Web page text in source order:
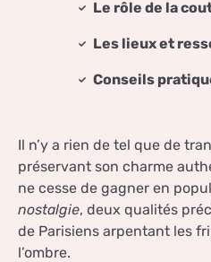
Le rôle de la
Les lieux et
Conseils
Il n’y a rien de tel que de
préservant son charme
ne cesse de gagner en
nostalgie, deux qualités
de Parisiens arpentant les
l’ombre.